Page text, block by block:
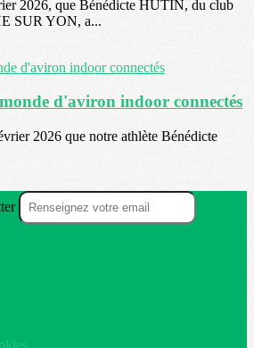
2026, que Bénédicte HUTIN, du club
SUR YON, a...
d'aviron indoor connectés
2026 que notre athlète Bénédicte